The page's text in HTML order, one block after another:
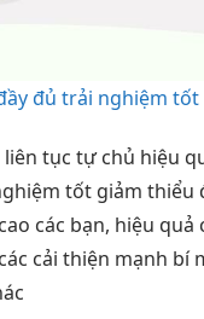
đủ trải nghiệm tốt
liên tục tự chủ hiệu
tốtgiảm thiểu
các bạn, hiệu quả
cải thiện mạnh bí